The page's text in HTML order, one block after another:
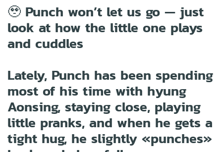
🥹 Punch won’t let us go — just
look at how the little one plays
and cuddles
Lately, Punch has been spending
most of his time with hyung
Aonsing, staying close, playing
little pranks, and when he gets a
tight hug, he slightly «punches»